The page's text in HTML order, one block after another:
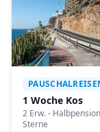
1 Woche Kos
2 Erw. -
Sterne